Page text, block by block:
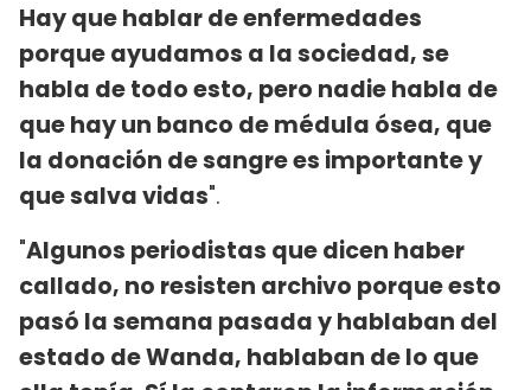
Hay que hablar de enfermedades
porque ayudamos a la sociedad, se
habla de todo esto, pero nadie habla de
que hay un banco de médula ósea, que
la donación de sangre es importante y
que salva vidas".
"Algunos periodistas que dicen haber
callado, no resisten archivo porque esto
pasó la semana pasada y hablaban del
estado de Wanda, hablaban de lo que